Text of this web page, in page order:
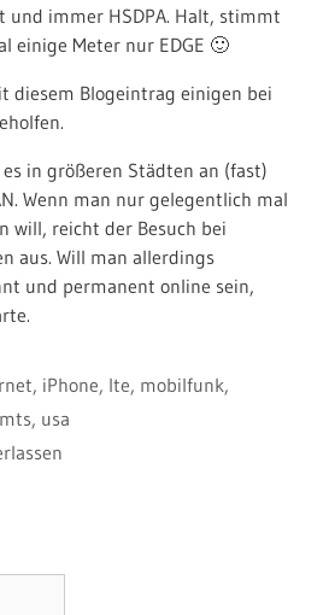
und immer HSDPA. Halt, stimmt
einige Meter nur EDGE 🙂
diesem Blogeintrag einigen bei
in größeren Städten an (fast)
Wenn man nur gelegentlich mal
will, reicht der Besuch bei
aus. Will man allerdings
und permanent online sein,
, iPhone, lte, mobilfunk,
, usa